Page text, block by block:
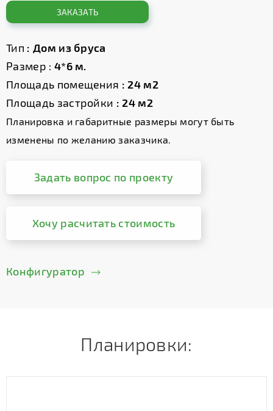
ЗАКАЗАТЬ
Тип : Дом из бруса
Размер : 4*6 м.
Площадь помещения : 24 м2
Площадь застройки : 24 м2
Планировка и габаритные размеры могут быть
изменены по желанию заказчика.
Задать вопрос по проекту
Хочу расчитать стоимость
Конфигуратор
Планировки: